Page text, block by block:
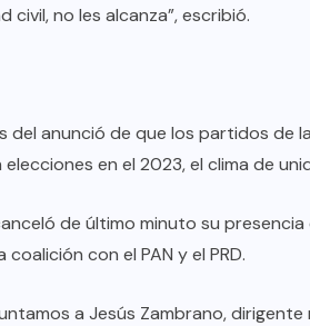
civil, no les alcanza”, escribió.
del anunció de que los partidos de
en el 2023, el clima de
de último minuto su
con el PAN y el PRD.
a Jesús Zambrano,